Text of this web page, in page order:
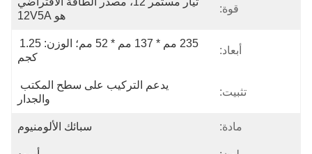
قوة:
هو 12V5A
أبعاد:
235 مم * 137 مم * 52 مم؛ الوزن: 1.25
كجم
تثبيت:
يدعم التركيب على سطح المكتب
والجدار
مادة: سبائك الألومنيوم